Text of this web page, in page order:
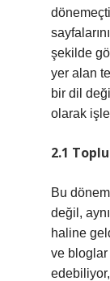
şekilde
yer alan
bir dil
olarak
2.1
Bu
değil,
haline
ve bloglar